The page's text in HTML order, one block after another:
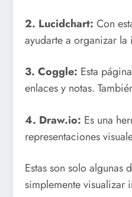
2. Lucidchart: Con
ayudarte a organizar
3. Coggle: Esta
enlaces y notas.
4. Draw.io: Es una
representaciones
Estas son solo
simplemente visualizar